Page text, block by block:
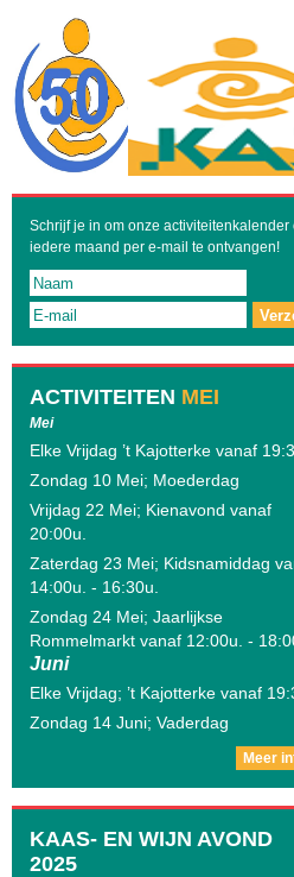
Schrijf je in om onze activiteitenkalender
iedere maand per e-mail te ontvangen!
ACTIVITEITEN MEI
Mei
Elke Vrijdag ’t Kajotterke vanaf
Zondag 10 Mei; Moederdag
Vrijdag 22 Mei; Kienavond vanaf
20:00u.
Zaterdag 23 Mei; Kidsnamiddag
14:00u. - 16:30u.
Zondag 24 Mei; Jaarlijkse
Rommelmarkt vanaf 12:00u. -
Juni
Elke Vrijdag; ’t Kajotterke vanaf
Zondag 14 Juni; Vaderdag
Meer
KAAS- EN WIJN AVOND
2025